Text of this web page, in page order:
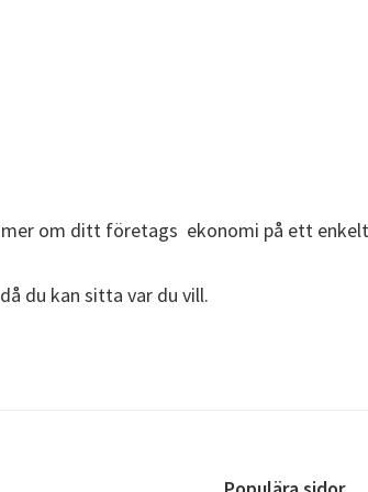
om ditt företags ekonomi på ett
du kan sitta var du vill.